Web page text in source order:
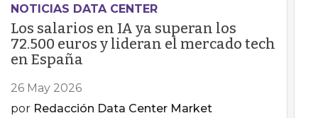
NOTICIAS DATA CENTER
Los salarios en IA ya superan los
72.500 euros y lideran el mercado tech
en España
26 May 2026
por Redacción Data Center Market